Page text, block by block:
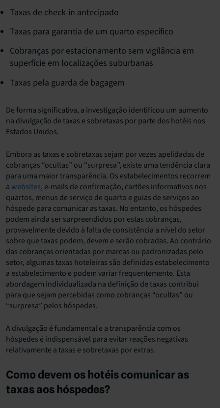
Taxas de check-in antecipado
Taxas para garantia de um quarto específico
Cobranças por estacionamento sem vigilância em
superfície em localizações suburbanas
Taxas pela guarda de bagagem
De forma significativa, a investigação identificou um aumento
na divulgação de taxas e sobretaxas por parte dos hotéis nos
Estados Unidos.
Embora as taxas e sobretaxas sejam por vezes apelidadas de
cobranças “ocultas” ou “surpresa”, existe uma tendência clara
para uma maior transparência. Os estabelecimentos recorrem
awebsites, e-mails de confirmação, cartões informativos nos
quartos, menus de serviço de quarto e guias de serviços ao
hóspede para comunicar as taxas. No entanto, os hóspedes
podem ainda ser surpreendidos por estas cobranças,
provavelmente devido à falta de consistência a nível do setor
sobre que taxas podem, devem e serão cobradas. Ao contrário
das cobranças orientadas por marcas ou padronizadas pelo
setor, algumas taxas hoteleiras são definidas estabelecimento
a estabelecimento e podem variar frequentemente. Esta
abordagem individualizada na definição de taxas contribui
para que sejam percebidas como cobranças “ocultas” ou
“surpresa” pelos hóspedes.
A divulgação é fundamental e a transparência com os
hóspedes é indispensável para evitar reações negativas
relativamente a taxas e sobretaxas por extras.
Como devem os hotéis comunicar as
taxas aos hóspedes?